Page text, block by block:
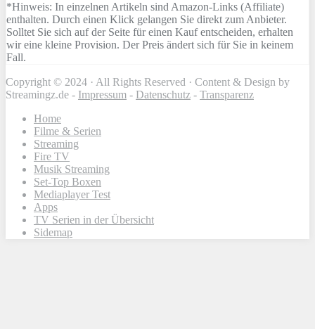
*Hinweis: In einzelnen Artikeln sind Amazon-Links (Affiliate)
enthalten. Durch einen Klick gelangen Sie direkt zum Anbieter.
Solltet Sie sich auf der Seite für einen Kauf entscheiden, erhalten
wir eine kleine Provision. Der Preis ändert sich für Sie in keinem
Fall.
Copyright © 2024 · All Rights Reserved · Content & Design by
Streamingz.de - Impressum - Datenschutz - Transparenz
Home
Filme & Serien
Streaming
Fire TV
Musik Streaming
Set-Top Boxen
Mediaplayer Test
Apps
TV Serien in der Übersicht
Sidemap